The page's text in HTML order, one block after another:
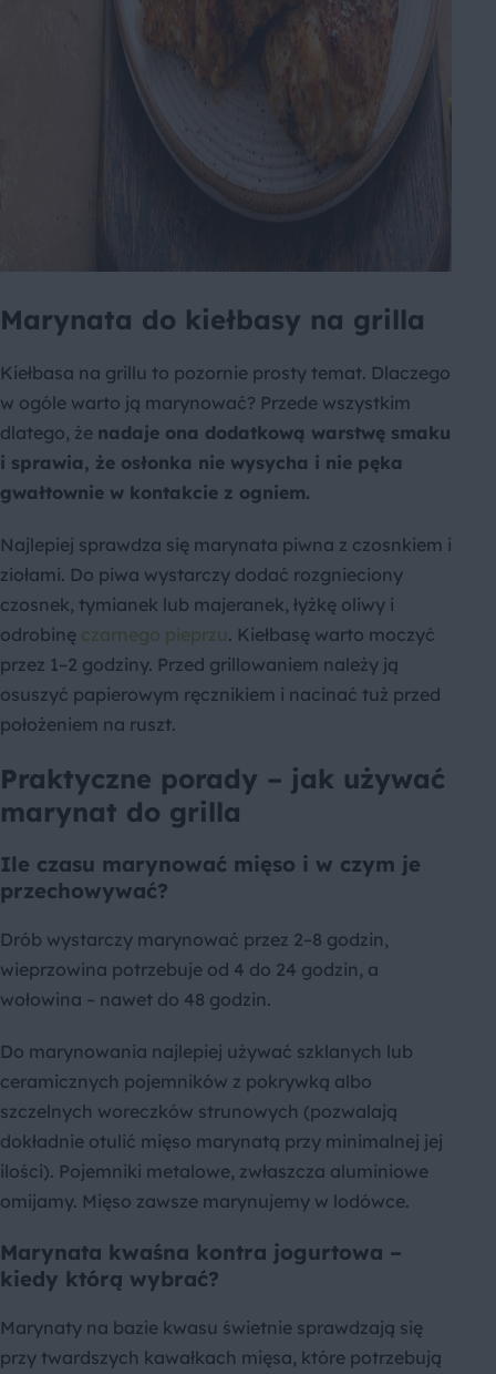
Marynata do kiełbasy na grilla
Kiełbasa na grillu to pozornie prosty temat. Dlaczego
w ogóle warto ją marynować? Przede wszystkim
dlatego, że nadaje ona dodatkową warstwę smaku
i sprawia, że osłonka nie wysycha i nie pęka
gwałtownie w kontakcie z ogniem.
Najlepiej sprawdza się marynata piwna z czosnkiem i
ziołami. Do piwa wystarczy dodać rozgnieciony
czosnek, tymianek lub majeranek, łyżkę oliwy i
odrobinę czarnego pieprzu. Kiełbasę warto moczyć
przez 1–2 godziny. Przed grillowaniem należy ją
osuszyć papierowym ręcznikiem i nacinać tuż przed
położeniem na ruszt.
Praktyczne porady – jak używać
marynat do grilla
Ile czasu marynować mięso i w czym je
przechowywać?
Drób wystarczy marynować przez 2–8 godzin,
wieprzowina potrzebuje od 4 do 24 godzin, a
wołowina – nawet do 48 godzin.
Do marynowania najlepiej używać szklanych lub
ceramicznych pojemników z pokrywką albo
szczelnych woreczków strunowych (pozwalają
dokładnie otulić mięso marynatą przy minimalnej jej
ilości). Pojemniki metalowe, zwłaszcza aluminiowe
omijamy. Mięso zawsze marynujemy w lodówce.
Marynata kwaśna kontra jogurtowa –
kiedy którą wybrać?
Marynaty na bazie kwasu świetnie sprawdzają się
przy twardszych kawałkach mięsa, które potrzebują